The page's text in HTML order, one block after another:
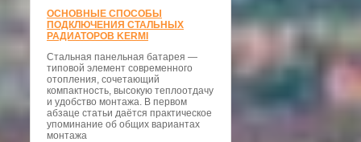
ОСНОВНЫЕ СПОСОБЫ
ПОДКЛЮЧЕНИЯ СТАЛЬНЫХ
РАДИАТОРОВ KERMI
Стальная панельная батарея —
типовой элемент современного
отопления, сочетающий
компактность, высокую теплоотдачу
и удобство монтажа. В первом
абзаце статьи даётся практическое
упоминание об общих вариантах
монтажа